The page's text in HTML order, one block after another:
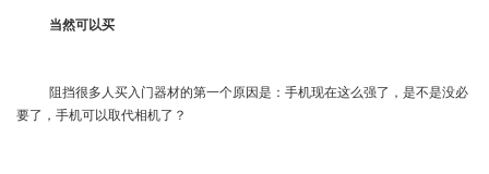
当然可以买
阻挡很多人买入门器材的第一个原因是：手机现在这么强了，是不是没必
要了，手机可以取代相机了？